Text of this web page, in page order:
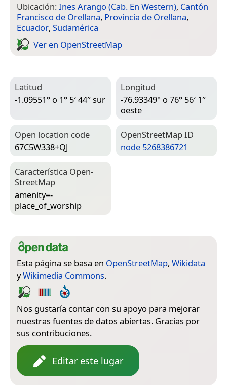
Ubicación:Ines Arango (Cab. En Western), Cantón
Francisco de Orellana, Provincia de Orellana,
Ecuador, Sudamérica
Ver en Open­Street­Map
Latitud
-1.09551° o 1° 5′ 44″ sur
Longitud
-76.93349° o 76° 56′ 1″
oeste
Open location code
67C5W338+QJ
Open­Street­Map ID
node 5268386721
Característica Open­
Street­Map
amenity=­
place_of_worship
Esta página se basa en OpenStreetMap, Wikidata
yWikimedia Commons.
Nos gustaría contar con su apoyo para mejorar
nuestras fuentes de datos abiertas. Gracias por
sus contribuciones.
Editar este lugar